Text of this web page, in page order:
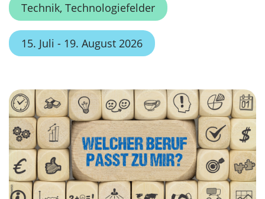
Technik, Technologiefelder
15. Juli - 19. August 2026